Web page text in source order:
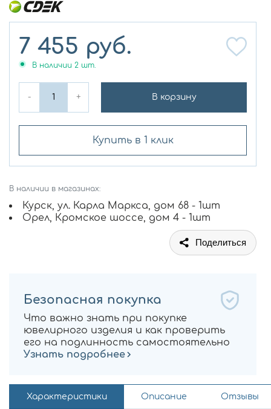
7 455 руб.
В наличии 2 шт.
- + В корзину
Купить в 1 клик
В наличии в магазинах:
Курск, ул. Карла Маркса, дом 68 - 1шт
Орел, Кромское шоссе, дом 4 - 1шт
Поделиться
Безопасная покупка
Что важно знать при покупке
ювелирного изделия и как проверить
его на подлинность самостоятельно
Узнать подробнее
Характеристики Описание Отзывы